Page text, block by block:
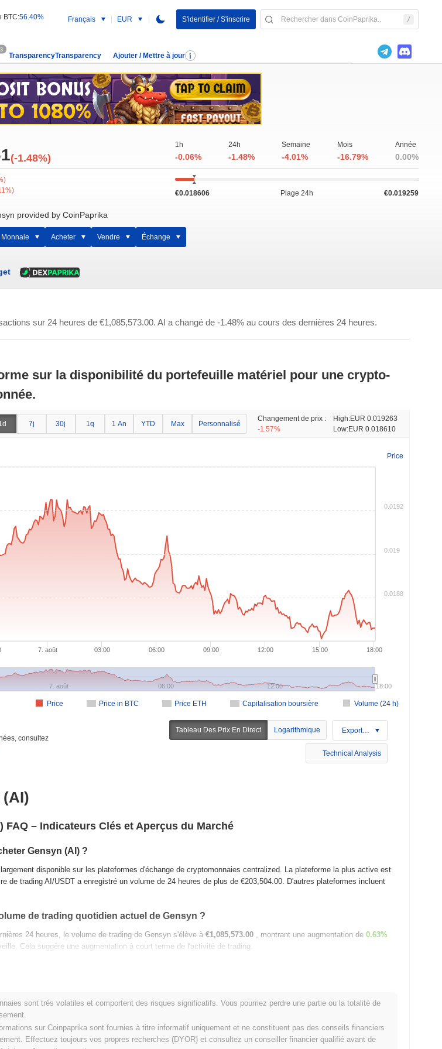
BTC:56.40% Français EUR S'identifier / S'inscrire
TransparencyTransparency Ajouter / Mettre à jour
(-1.48%)
1h
-0.06%
24h
-1.48%
Semaine
-4.01%
Mois
-16.79%
Année
0.00%
€0.018606 Plage 24h €0.019259
provided by CoinPaprika
Monnaie Acheter Vendre Échange
sur 24 heures de €1,085,573.00. AI a changé de -1.48% au cours des dernières 24 heures.
sur la disponibilité du portefeuille matériel pour une crypto-
7j 30j 1q 1 An YTD Max Personnalisé
Changement de prix :
-1.57%
High:EUR 0.019263
Low:EUR 0.018610
Price
Price in BTC Price ETH Capitalisation boursière Volume (24 h)
Price
7. août 03:00 06:00 09:00 12:00 15:00 18:00
7. août 06:00 12:00 18:00
0.0188
0.019
0.0192
consultez
Tableau Des Prix En Direct Logarithmique Exportation
Technical Analysis
FAQ – Indicateurs Clés et Aperçus du Marché
Gensyn (AI) ?
disponible sur les plateformes d'échange de cryptomonnaies centralized. La plateforme la plus active est
de trading AI/USDT a enregistré un volume de 24 heures de plus de €203,504.00. D'autres plateformes incluent
de trading quotidien actuel de Gensyn ?
24 heures, le volume de trading de Gensyn s'élève à €1,085,573.00 , montrant une augmentation de 0.63%
Cela suggère une augmentation à court terme de l'activité de trading.
de la fourchette de prix de Gensyn ?
(ATL) : NaN
actuellement ~73.62% en dessous de son ATH .
capitalisation boursière actuelle de Gensyn ?
sont très volatiles et comportent des risques significatifs. Vous pourriez perdre une partie ou la totalité de
sur Coinpaprika sont fournies à titre informatif uniquement et ne constituent pas des conseils financiers
Effectuez toujours vos propres recherches (DYOR) et consultez un conseiller financier qualifié avant de